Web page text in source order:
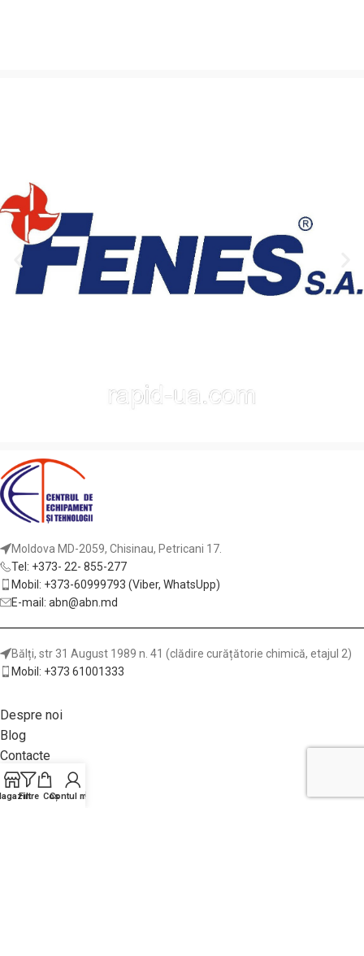
Moldova MD-2059, Chisinau, Petricani 17.
Tel: +373- 22- 855-277
Mobil: +373-60999793 (Viber, WhatsUpp)
E-mail: abn@abn.md
Bălți, str 31 August 1989 n. 41 (clădire curățătorie chimică, etajul 2)
Mobil: +373 61001333
Despre noi
Blog
Contacte
Metod de plata
Filtre Coș
Contul meu